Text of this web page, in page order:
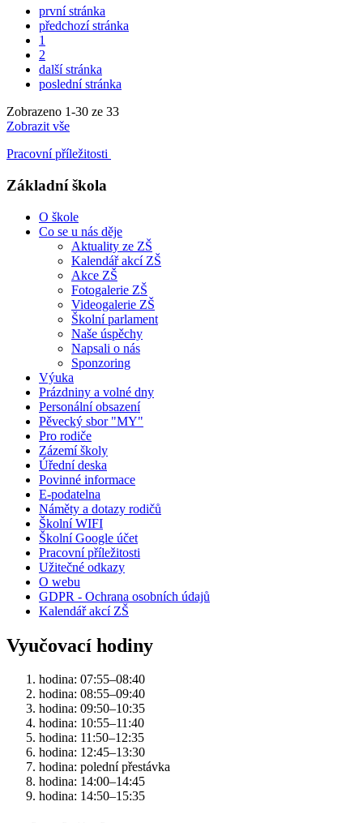
první stránka
předchozí stránka
1
2
další stránka
poslední stránka
Zobrazeno 1-30 ze 33
Zobrazit vše
Pracovní příležitosti
Základní škola
O škole
Co se u nás děje
Aktuality ze ZŠ
Kalendář akcí ZŠ
Akce ZŠ
Fotogalerie ZŠ
Videogalerie ZŠ
Školní parlament
Naše úspěchy
Napsali o nás
Sponzoring
Výuka
Prázdniny a volné dny
Personální obsazení
Pěvecký sbor "MY"
Pro rodiče
Zázemí školy
Úřední deska
Povinné informace
E-podatelna
Náměty a dotazy rodičů
Školní WIFI
Školní Google účet
Pracovní příležitosti
Užitečné odkazy
O webu
GDPR - Ochrana osobních údajů
Kalendář akcí ZŠ
Vyučovací hodiny
hodina: 07:55–08:40
hodina: 08:55–09:40
hodina: 09:50–10:35
hodina: 10:55–11:40
hodina: 11:50–12:35
hodina: 12:45–13:30
hodina: polední přestávka
hodina: 14:00–14:45
hodina: 14:50–15:35